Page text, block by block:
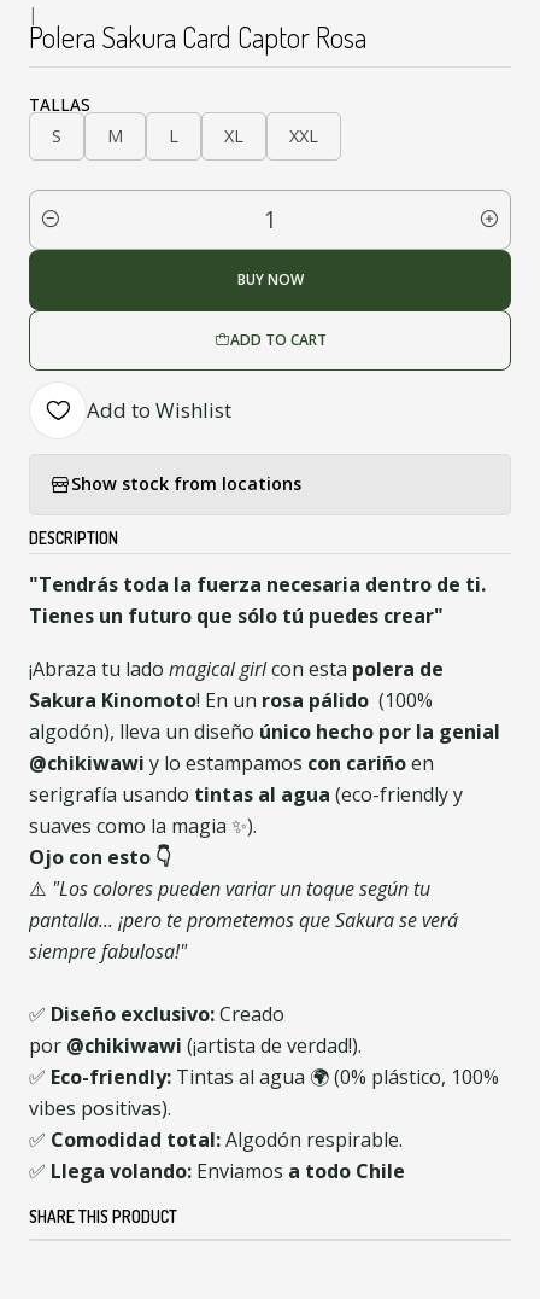
|
Polera Sakura Card Captor Rosa
TALLAS
S
M L XL XXL
Quantity
ADD TO CART
BUY NOW
Add to Wishlist
Show stock from locations
DESCRIPTION
"Tendrás toda la fuerza necesaria dentro de ti.
Tienes un futuro que sólo tú puedes crear"
¡Abraza tu lado magical girlcon esta polera de
Sakura Kinomoto! En un rosa pálido (100%
algodón), lleva un diseño único hecho por la genial
@chikiwawi y lo estampamos con cariñoen
serigrafía usando tintas al agua (eco-friendly y
suaves como la magia ✨).
Ojo con esto 👇
⚠️ "Los colores pueden variar un toque según tu
pantalla... ¡pero te prometemos que Sakura se verá
siempre fabulosa!"
✅ Diseño exclusivo:Creado
por @chikiwawi (¡artista de verdad!).
✅ Eco-friendly: Tintas al agua 🌍 (0% plástico, 100%
vibes positivas).
✅ Comodidad total:Algodón respirable.
✅ Llega volando: Enviamos a todo Chile
SHARE THIS PRODUCT